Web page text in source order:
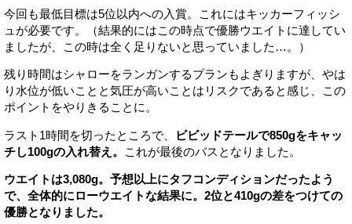
今回も最低目標は5位以内への入賞。これにはキッカーフィッシ
ュが必要です。（結果的にはこの時点で優勝ウエイトに達してい
ましたが、この時は全く足りないと思っていました…。）
残り時間はシャローをランガンするプランもよぎりますが、やは
り水位が低いことと気圧が高いことはリスクであると感じ、この
ポイントをやりきることに。
ラスト1時間を切ったところで、
ビビッドテールで850gをキャッ
チし100gの入れ替え。
これが最後のバスとなりました。
ウエイトは3,080g。予想以上にタフコンディションだったよう
で、全体的にローウエイトな結果に。2位と410gの差をつけての
優勝となりました。